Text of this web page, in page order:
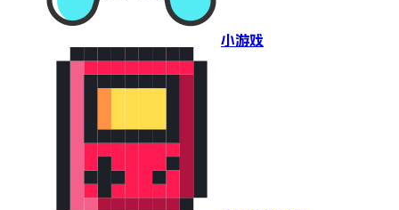
小游戏